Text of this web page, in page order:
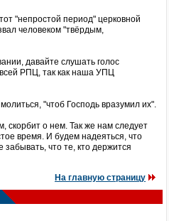
"непростой период" церковной
человеком "твёрдым,
давайте слушать голос
РПЦ, так как наша УПЦ
"чтоб Господь вразумил их".
скорбит о нем. Так же нам следует
время. И будем надеяться, что
что те, кто держится
На главную страницу